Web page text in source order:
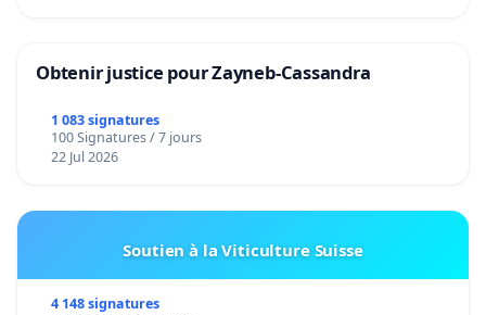
Obtenir justice pour Zayneb-Cassandra
1 083 signatures
100 Signatures / 7 jours
22 Jul 2026
Soutien à la Viticulture Suisse
4 148 signatures